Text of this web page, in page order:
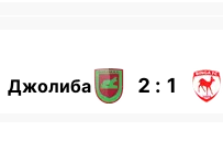
Джолиба 2 : 1